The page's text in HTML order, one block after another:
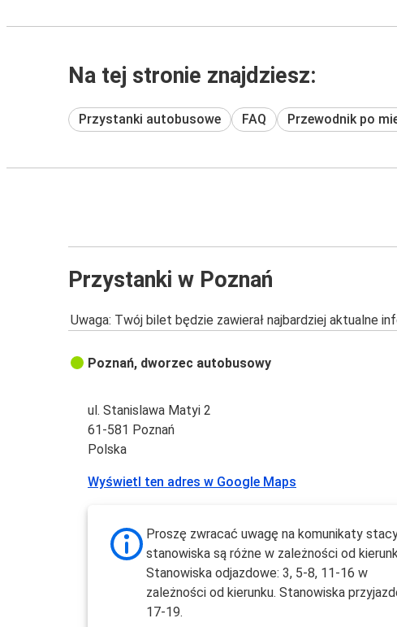
Na tej stronie znajdziesz:
Przystanki autobusowe FAQ Przewodnik po
Przystanki w Poznań
Uwaga: Twój bilet będzie zawierał najbardziej aktualne
Poznań, dworzec autobusowy
ul. Stanislawa Matyi 2
61-581 Poznań
Polska
Wyświetl ten adres w Google Maps
Proszę zwracać uwagę na komunikaty
stanowiska są różne w zależności od
Stanowiska odjazdowe: 3, 5-8, 11-16 w
zależności od kierunku. Stanowiska
17-19.